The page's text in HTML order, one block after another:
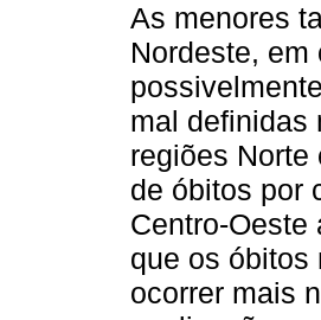
As menores
Nordeste,
mal definidas
regiões Norte
de óbitos por
Centro-Oeste
que os óbitos
ocorrer mais